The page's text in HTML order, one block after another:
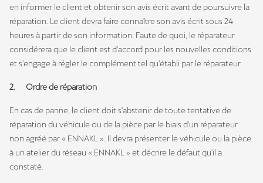
en informer le client et obtenir son avis écrit avant de poursuivre la
réparation. Le client devra faire connaître son avis écrit sous 24
heures à partir de son information. Faute de quoi, le réparateur
considérera que le client est d'accord pour les nouvelles conditions
et s'engage à régler le complément tel qu'établi par le réparateur.
2. Ordre de réparation
En cas de panne, le client doit s'abstenir de toute tentative de
réparation du véhicule ou de la pièce par le biais d'un réparateur
non agréé par « ENNAKL ». Il devra présenter le véhicule ou la pièce
à un atelier du réseau « ENNAKL » et décrire le défaut qu'il a
constaté.